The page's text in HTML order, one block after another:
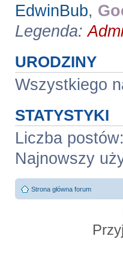
EdwinBub,
Legenda:
URODZINY
Wszystkiego
STATYSTYKI
Liczba postów:
Najnowszy
Strona główna forum